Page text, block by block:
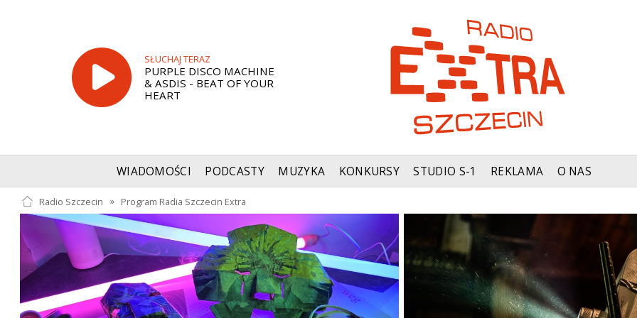
SŁUCHAJ TERAZ
PURPLE DISCO MACHINE
& ASDIS - BEAT OF YOUR
HEART
WIADOMOŚCI PODCASTY MUZYKA KONKURSY STUDIO S-1 REKLAMA O NAS
Radio Szczecin » Program Radia Szczecin Extra